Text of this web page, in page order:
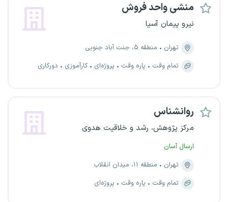
منشی واحد فروش
نیرو پیمان آسیا
تهران
منطقه ۵، جنت آباد جنوبی
تمام وقت
پاره وقت پروژه‌ای کارآموزی دورکاری
روانشناس
مرکز پژوهش، رشد و خلاقیت هدوی
ارسال آسان
تهران
منطقه ۱۱، میدان انقلاب
تمام وقت
پاره وقت پروژه‌ای